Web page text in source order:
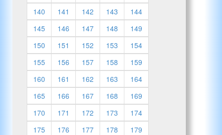
140
141 142 143
144
145
146 147 148
149
150
151 152 153
154
155
156 157 158
159
160
161 162 163
164
165
166 167 168
169
170
171 172 173
174
175
176 177 178
179